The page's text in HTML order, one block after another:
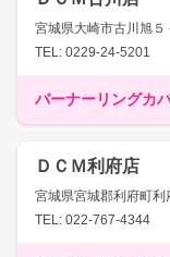
宮城県大崎市古川旭５
TEL: 0229-24-5201
バーナーリングカ
ＤＣＭ利府店
宮城県宮城郡利府町利
TEL: 022-767-4344